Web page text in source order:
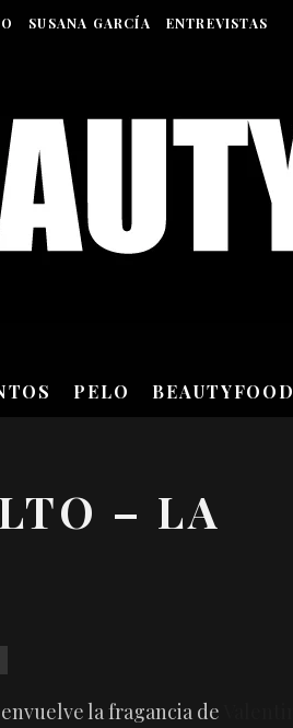
SUSANA GARCÍA ENTREVISTAS
PELO BEAUTYFOOD
– LA
la fragancia de